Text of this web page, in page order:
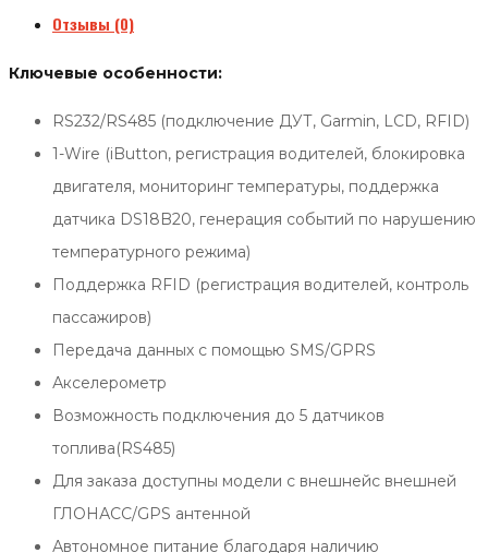
Отзывы (0)
Ключевые особенности:
RS232/RS485 (подключение ДУТ, Garmin, LCD, RFID)
1-Wire (iButton, регистрация водителей, блокировка
двигателя, мониторинг температуры, поддержка
датчика DS18B20, генерация событий по нарушению
температурного режима)
Поддержка RFID (регистрация водителей, контроль
пассажиров)
Передача данных с помощью SMS/GPRS
Акселерометр
Возможность подключения до 5 датчиков
топлива(RS485)
Для заказа доступны модели с внешнейс внешней
ГЛОНАСС/GPS антенной
Автономное питание благодаря наличию